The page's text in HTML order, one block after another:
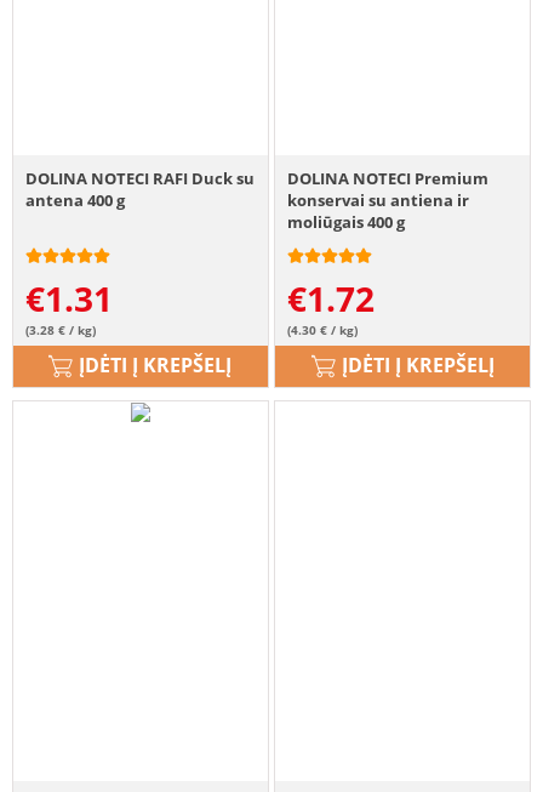
DOLINA NOTECI RAFI Duck su
antena 400 g
€1.31
(3.28 € / kg)
ĮDĖTI Į KREPŠELĮ
DOLINA NOTECI Premium
konservai su antiena ir
moliūgais 400 g
€1.72
(4.30 € / kg)
ĮDĖTI Į KREPŠELĮ